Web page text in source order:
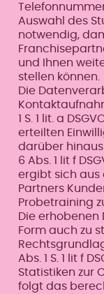
Auswahl des
notwendig,
und Ihnen
stellen können.
Die
1 S. 1 lit. a
erteilten
darüber hinaus
6 Abs. 1 lit f
ergibt sich aus
Partners
Probetraining
Die
Form auch zu
Abs. 1 S. 1 lit f
Statistiken zur
folgt das